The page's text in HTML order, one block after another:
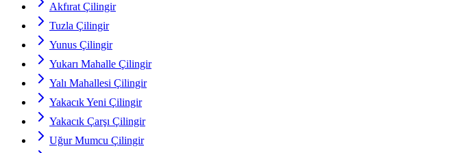
Akfırat Çilingir
Tuzla Çilingir
Yunus Çilingir
Yukarı Mahalle Çilingir
Yalı Mahallesi Çilingir
Yakacık Yeni Çilingir
Yakacık Çarşı Çilingir
Uğur Mumcu Çilingir